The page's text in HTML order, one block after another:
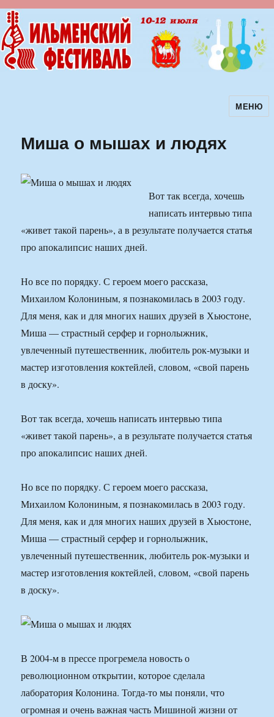
Ильменский фестиваль авторскойМЕНЮ
Миша о мышах и людях
Вот так всегда, хочешь
написать интервью типа
«живет такой парень», а в результате получается статья
про aпокалипсис наших дней.
Но все по порядку. С героем моего рассказа,
Михаилом Колониным, я познакомилась в 2003 году.
Для меня, как и для многих наших друзей в Хьюстоне,
Миша — страстный серфер и горнолыжник,
увлеченный путешественник, любитель рок-музыки и
мастер изготовления коктейлей, словом, «свой парень
в доску».
Вот так всегда, хочешь написать интервью типа
«живет такой парень», а в результате получается статья
про aпокалипсис наших дней.
Но все по порядку. С героем моего рассказа,
Михаилом Колониным, я познакомилась в 2003 году.
Для меня, как и для многих наших друзей в Хьюстоне,
Миша — страстный серфер и горнолыжник,
увлеченный путешественник, любитель рок-музыки и
мастер изготовления коктейлей, словом, «свой парень
в доску».
В 2004-м в прессе прогремела новость о
революционном открытии, которое сделала
лаборатория Колонина. Тогда-то мы поняли, что
огромная и очень важная часть Мишиной жизни от